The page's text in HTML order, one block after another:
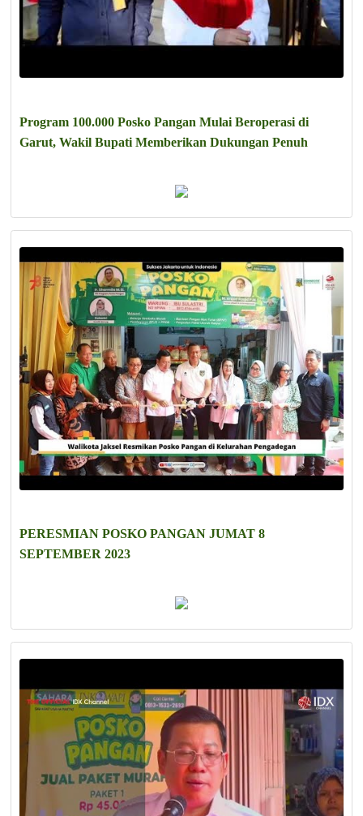
Program 100.000 Posko Pangan Mulai Beroperasi di
Garut, Wakil Bupati Memberikan Dukungan Penuh
PERESMIAN POSKO PANGAN JUMAT 8
SEPTEMBER 2023